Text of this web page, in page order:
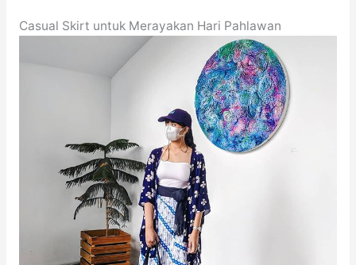
Casual Skirt untuk Merayakan Hari Pahlawan